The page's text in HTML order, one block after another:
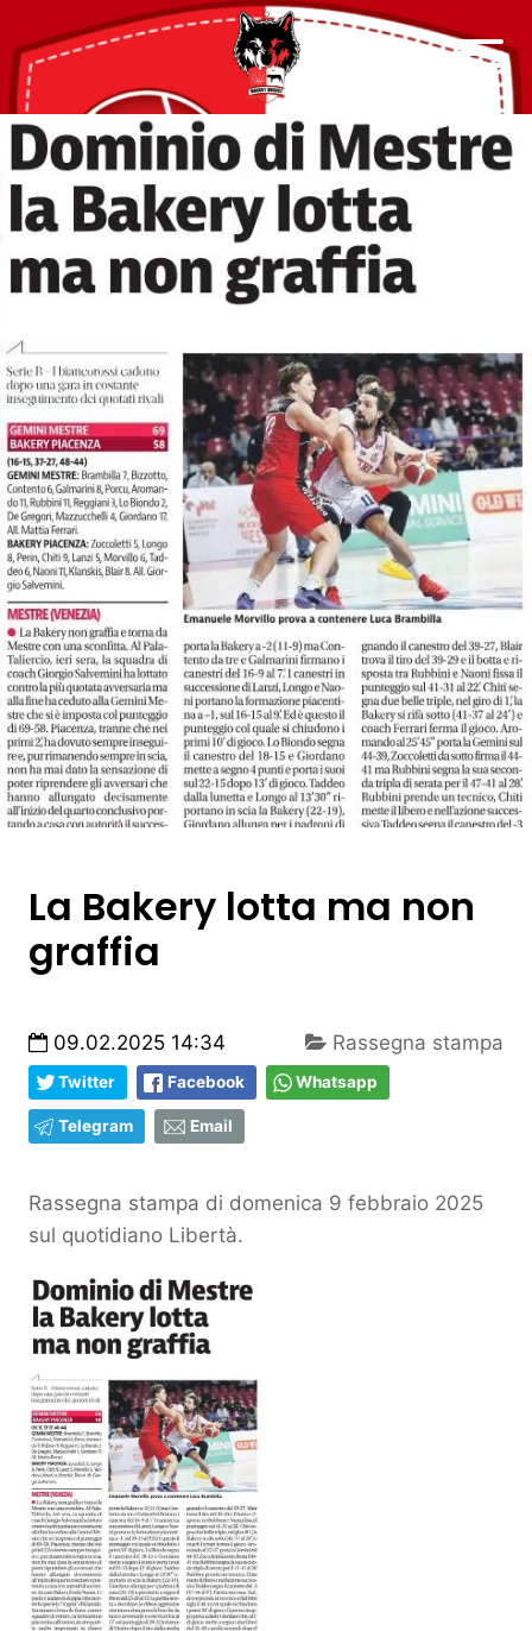
La Bakery lotta ma non
graffia
09.02.2025 14:34 Rassegna stampa
Twitter Facebook Whatsapp
Telegram Email
Rassegna stampa di domenica 9 febbraio 2025
sul quotidiano Libertà.